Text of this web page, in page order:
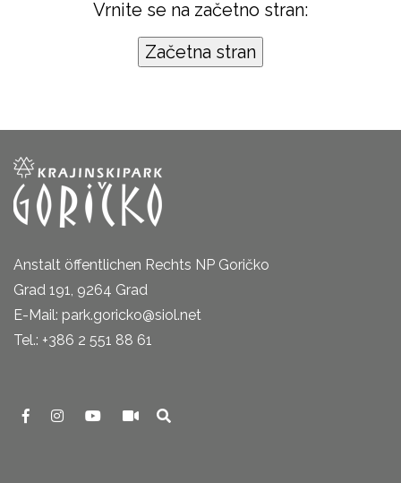
Vrnite se na začetno stran:
Anstalt öffentlichen Rechts NP Goričko
Grad 191, 9264 Grad
E-Mail: park.goricko@siol.net
Tel.: +386 2 551 88 61